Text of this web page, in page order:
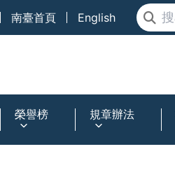
南臺首頁 English
榮譽榜 規章辦法